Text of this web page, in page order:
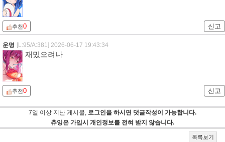
추천0 신고
운명 [L:95/A:381] 2026-06-17 19:43:34
재밌으려나
추천0 신고
7일 이상 지난 게시물, 로그인을 하시면 댓글작성이 가능합니다.
츄잉은 가입시 개인정보를 전혀 받지 않습니다.
목록보기